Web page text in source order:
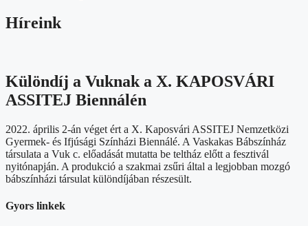
Híreink
Különdíj a Vuknak a X. KAPOSVÁRI
ASSITEJ Biennálén
2022. április 2-án véget ért a X. Kaposvári ASSITEJ Nemzetközi
Gyermek- és Ifjúsági Színházi Biennálé. A Vaskakas Bábszínház
társulata a Vuk c. előadását mutatta be teltház előtt a fesztivál
nyitónapján. A produkció a szakmai zsűri által a legjobban mozgó
bábszínházi társulat különdíjában részesült.
Gyors linkek